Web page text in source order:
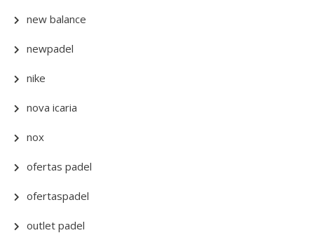
new balance
newpadel
nike
nova icaria
nox
ofertas padel
ofertaspadel
outlet padel